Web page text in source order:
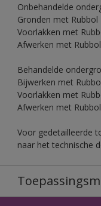
Onbehandelde
Gronden met Rubbol
Voorlakken met
Afwerken met
Behandelde
Bijwerken met
Voorlakken met
Afwerken met
Voor gedetailleerde
naar het technische